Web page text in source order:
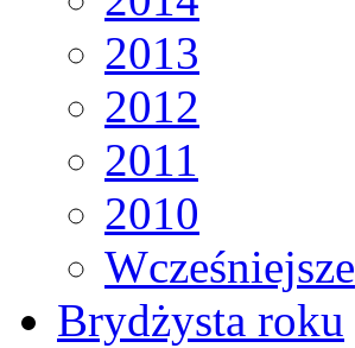
2013
2012
2011
2010
Wcześniejsze
Brydżysta roku